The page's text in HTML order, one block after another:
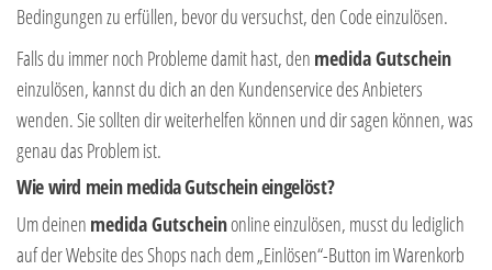
Bedingungen zu erfüllen, bevor du versuchst, den Code einzulösen.
Falls du immer noch Probleme damit hast, den medidaGutschein
einzulösen, kannst du dich an den Kundenservice des Anbieters
wenden. Sie sollten dir weiterhelfen können und dir sagen können, was
genau das Problem ist.
Wie wird meinmedidaGutschein eingelöst?
Um deinen medidaGutscheinonline einzulösen, musst du lediglich
auf der Website des Shops nach dem „Einlösen“-Button im Warenkorb